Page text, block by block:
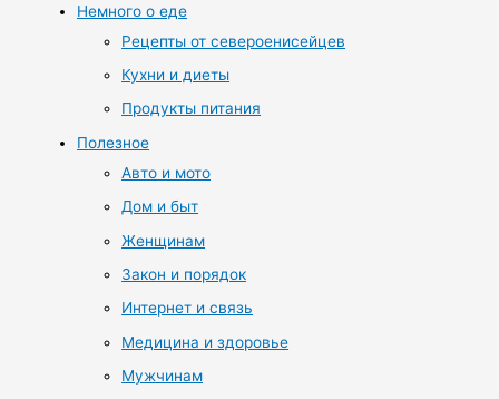
Немного о еде
Рецепты от североенисейцев
Кухни и диеты
Продукты питания
Полезное
Авто и мото
Дом и быт
Женщинам
Закон и порядок
Интернет и связь
Медицина и здоровье
Мужчинам